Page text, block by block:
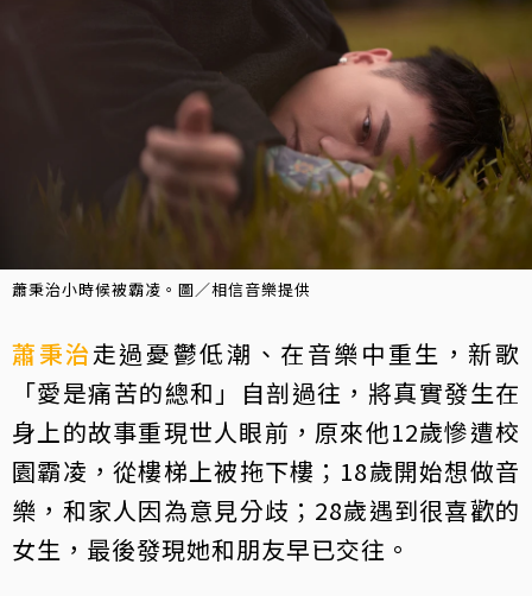
蕭秉治小時候被霸凌。圖／相信音樂提供
蕭秉治走過憂鬱低潮、在音樂中重生，新歌
「愛是痛苦的總和」自剖過往，將真實發生在
身上的故事重現世人眼前，原來他12歲慘遭校
園霸凌，從樓梯上被拖下樓；18歲開始想做音
樂，和家人因為意見分歧；28歲遇到很喜歡的
女生，最後發現她和朋友早已交往。